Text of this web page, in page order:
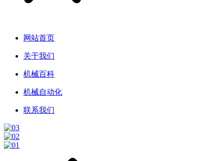
网站首页
关于我们
机械百科
机械自动化
联系我们